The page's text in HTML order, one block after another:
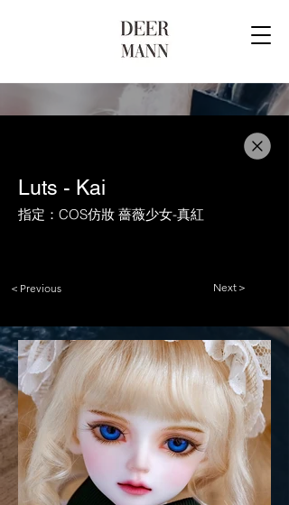
Luts - Kai
指定：COS仿妝 薔薇少女-真紅
＜Previous Next＞